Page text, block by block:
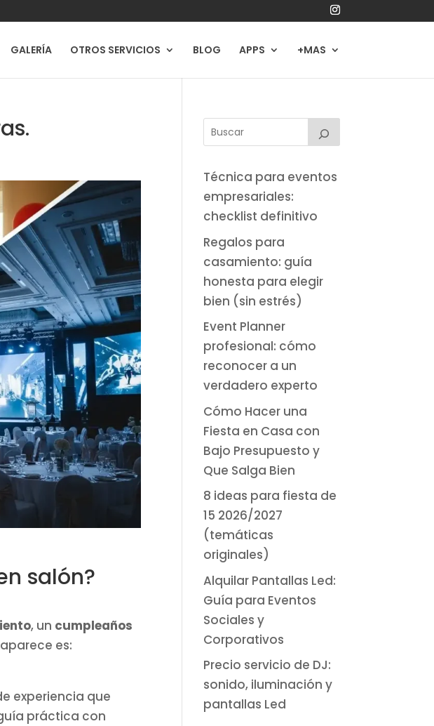
GALERÍA OTROS SERVICIOS BLOG APPS +MAS
salón?
, un cumpleaños
es:
experiencia que
práctica con
Técnica para eventos
empresariales:
checklist definitivo
Regalos para
casamiento: guía
honesta para elegir
bien (sin estrés)
Event Planner
profesional: cómo
reconocer a un
verdadero experto
Cómo Hacer una
Fiesta en Casa con
Bajo Presupuesto y
Que Salga Bien
8 ideas para fiesta de
15 2026/2027
(temáticas
originales)
Alquilar Pantallas Led:
Guía para Eventos
Sociales y
Corporativos
Precio servicio de DJ:
sonido, iluminación y
pantallas Led